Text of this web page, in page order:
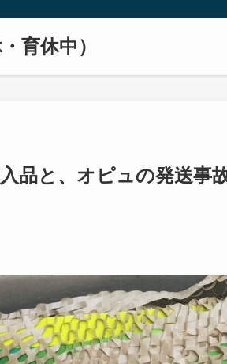
育休中）
品と、オピュの発送事故